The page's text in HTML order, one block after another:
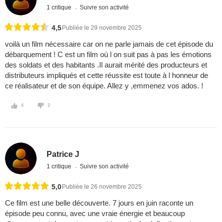
1 critique Suivre son activité
4,5 Publiée le 29 novembre 2025
voilà un film nécessaire car on ne parle jamais de cet épisode du
débarquement ! C est un film où l on suit pas à pas les émotions
des soldats et des habitants .Il aurait mérité des producteurs et
distributeurs impliqués et cette réussite est toute à l honneur de
ce réalisateur et de son équipe. Allez y ,emmenez vos ados. !
4 2
Patrice J
1 critique Suivre son activité
5,0 Publiée le 26 novembre 2025
Ce film est une belle découverte. 7 jours en juin raconte un
épisode peu connu, avec une vraie énergie et beaucoup